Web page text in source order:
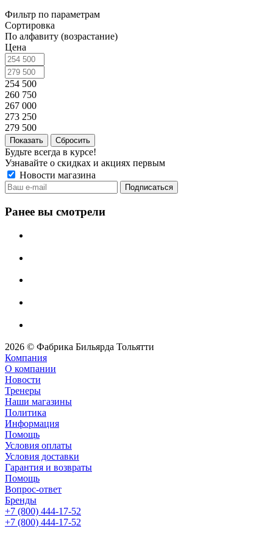
Фильтр по параметрам
Сортировка
По алфавиту (возрастание)
Цена
254 500
260 750
267 000
273 250
279 500
Сбросить
Будьте всегда в курсе!
Узнавайте о скидках и акциях первым
Новости магазина
Ранее вы смотрели
2026 © Фабрика Бильярда Тольятти
Компания
О компании
Новости
Тренеры
Наши магазины
Политика
Информация
Помощь
Условия оплаты
Условия доставки
Гарантия и возвраты
Помощь
Вопрос-ответ
Бренды
+7 (800) 444-17-52
+7 (800) 444-17-52